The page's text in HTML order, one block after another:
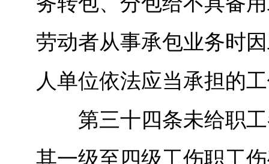
劳动者从事承包业务时
人单位依法应当承担的
第三十四条未给职工
其一级至四级工伤职工